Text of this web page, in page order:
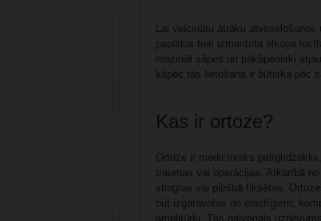
Lai veicinātu ātrāku
papildus tiek izmantota elkoņa
mazināt sāpes un pakāpeniski
kāpēc tās lietošana ir būtiska pēc
Kas ir ortoze?
Ortoze ir medicīnisks
traumas vai operācijas. Atkarībā
stingras vai pilnībā fiksētas.
būt izgatavotas no elastīgiem,
amplitūdu. Tās galvenais